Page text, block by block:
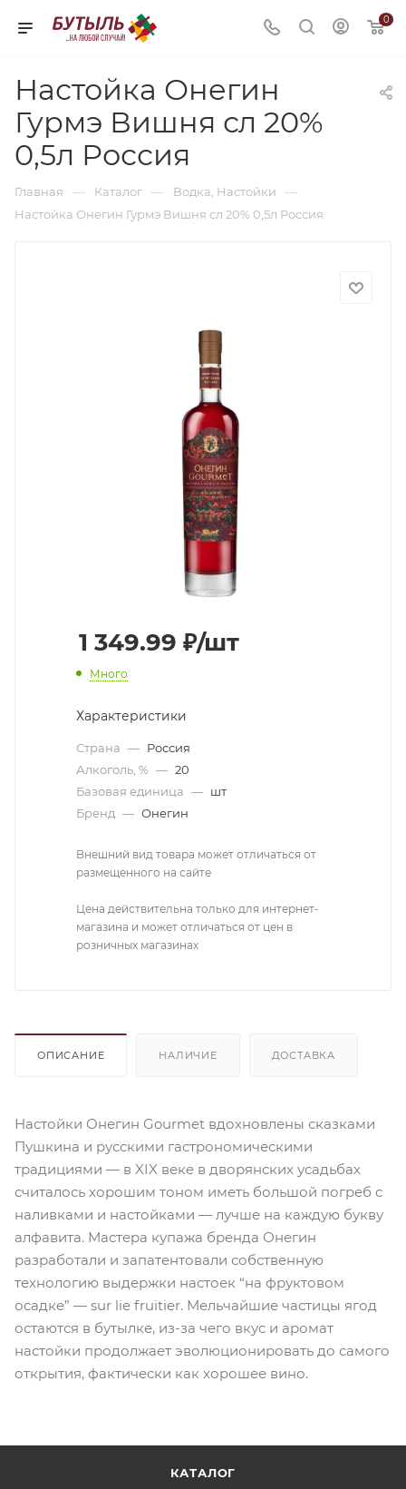
0
Настойка Онегин
Гурмэ Вишня сл 20%
0,5л Россия
Главная — Каталог — Водка, Настойки —
Настойка Онегин Гурмэ Вишня сл 20% 0,5л Россия
1 349.99 ₽/шт
Много
Характеристики
Страна — Россия
Алкоголь, % — 20
Базовая единица — шт
Бренд — Онегин
Внешний вид товара может отличаться от
размещенного на сайте
Цена действительна только для интернет-
магазина и может отличаться от цен в
розничных магазинах
ОПИСАНИЕ НАЛИЧИЕ ДОСТАВКА
Настойки Онегин Gourmet вдохновлены сказками
Пушкина и русскими гастрономическими
традициями — в XIX веке в дворянских усадьбах
считалось хорошим тоном иметь большой погреб с
наливками и настойками — лучше на каждую букву
алфавита. Мастера купажа бренда Онегин
разработали и запатентовали собственную
технологию выдержки настоек “на фруктовом
осадке” — sur lie fruitier. Мельчайшие частицы ягод
остаются в бутылке, из-за чего вкус и аромат
настойки продолжает эволюционировать до самого
открытия, фактически как хорошее вино.
КАТАЛОГ